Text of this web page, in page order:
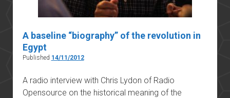
A baseline “biography” of the revolution in
Egypt
Published 14/11/2012
A radio interview with Chris Lydon of Radio
Opensource on the historical meaning of the